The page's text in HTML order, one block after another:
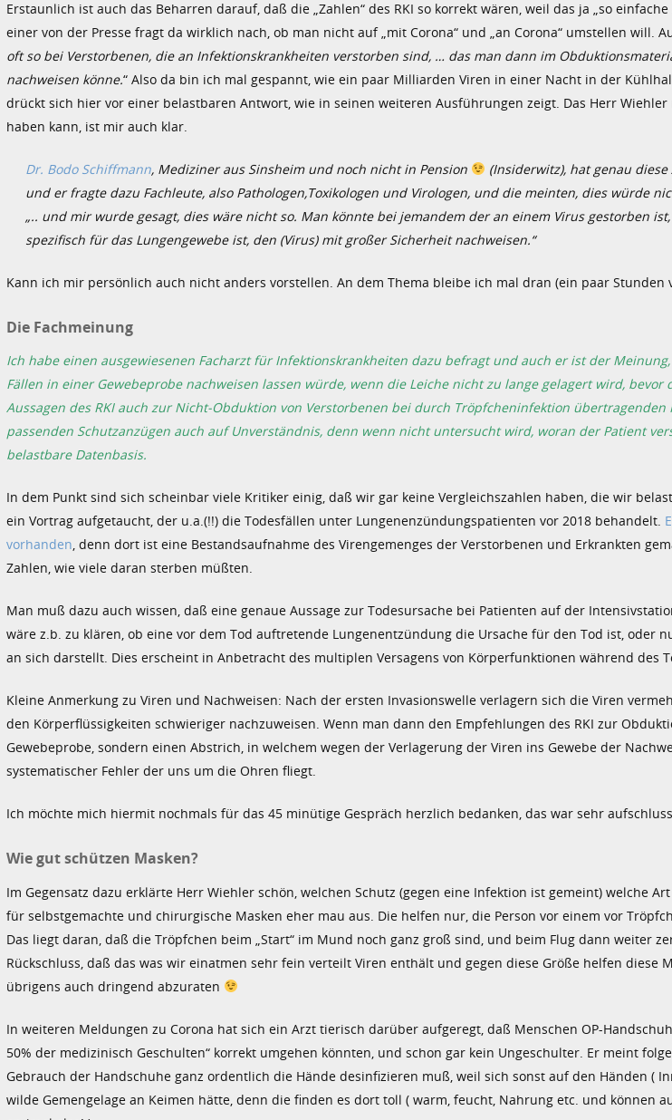
Erstaunlich ist auch das Beharren darauf, daß die „Zahlen“ des RKI so korrekt wären, weil das ja „so
einer von der Presse fragt da wirklich nach, ob man nicht auf „mit Corona“ und „an Corona“ umstellen will.
oft so bei Verstorbenen, die an Infektionskrankheiten verstorben sind, … das man dann im
nachweisen könne.“ Also da bin ich mal gespannt, wie ein paar Milliarden Viren in einer Nacht in der
drückt sich hier vor einer belastbaren Antwort, wie in seinen weiteren Ausführungen zeigt. Das Herr
haben kann, ist mir auch klar.
Dr. Bodo Schiffmann, Mediziner aus Sinsheim und noch nicht in Pension
(Insiderwitz), hat genau
und er fragte dazu Fachleute, also Pathologen,Toxikologen und Virologen, und die meinten, dies würde
„.. und mir wurde gesagt, dies wäre nicht so. Man könnte bei jemandem der an einem Virus gestorben
spezifisch für das Lungengewebe ist, den (Virus) mit großer Sicherheit nachweisen.“
Kann ich mir persönlich auch nicht anders vorstellen. An dem Thema bleibe ich mal dran (ein paar Stunden
Die Fachmeinung
Ich habe einen ausgewiesenen Facharzt für Infektionskrankheiten dazu befragt und auch er ist der
Fällen in einer Gewebeprobe nachweisen lassen würde, wenn die Leiche nicht zu lange gelagert wird,
Aussagen des RKI auch zur Nicht-Obduktion von Verstorbenen bei durch Tröpfcheninfektion übertragenden
passenden Schutzanzügen auch auf Unverständnis, denn wenn nicht untersucht wird, woran der Patient
belastbare Datenbasis.
In dem Punkt sind sich scheinbar viele Kritiker einig, daß wir gar keine Vergleichszahlen haben, die wir
ein Vortrag aufgetaucht, der u.a.(!!) die Todesfällen unter Lungenenzündungspatienten vor 2018 behandelt.
vorhanden, denn dort ist eine Bestandsaufnahme des Virengemenges der Verstorbenen und Erkrankten
Zahlen, wie viele daran sterben müßten.
Man muß dazu auch wissen, daß eine genaue Aussage zur Todesursache bei Patienten auf der
wäre z.b. zu klären, ob eine vor dem Tod auftretende Lungenentzündung die Ursache für den Tod ist, oder
an sich darstellt. Dies erscheint in Anbetracht des multiplen Versagens von Körperfunktionen während des
Kleine Anmerkung zu Viren und Nachweisen: Nach der ersten Invasionswelle verlagern sich die Viren
den Körperflüssigkeiten schwieriger nachzuweisen. Wenn man dann den Empfehlungen des RKI zur
Gewebeprobe, sondern einen Abstrich, in welchem wegen der Verlagerung der Viren ins Gewebe der
systematischer Fehler der uns um die Ohren fliegt.
Ich möchte mich hiermit nochmals für das 45 minütige Gespräch herzlich bedanken, das war sehr
Wie gut schützen Masken?
Im Gegensatz dazu erklärte Herr Wiehler schön, welchen Schutz (gegen eine Infektion ist gemeint) welche
für selbstgemachte und chirurgische Masken eher mau aus. Die helfen nur, die Person vor einem vor
Das liegt daran, daß die Tröpfchen beim „Start“ im Mund noch ganz groß sind, und beim Flug dann weiter
Rückschluss, daß das was wir einatmen sehr fein verteilt Viren enthält und gegen diese Größe helfen diese
übrigens auch dringend abzuraten
In weiteren Meldungen zu Corona hat sich ein Arzt tierisch darüber aufgeregt, daß Menschen OP-
50% der medizinisch Geschulten“ korrekt umgehen könnten, und schon gar kein Ungeschulter. Er meint
Gebrauch der Handschuhe ganz ordentlich die Hände desinfizieren muß, weil sich sonst auf den Händen (
wilde Gemengelage an Keimen hätte, denn die finden es dort toll ( warm, feucht, Nahrung etc. und können